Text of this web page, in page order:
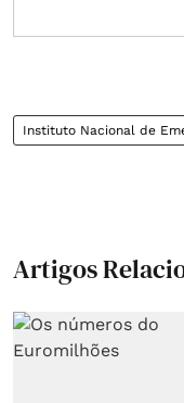
Instituto Nacional de
Artigos